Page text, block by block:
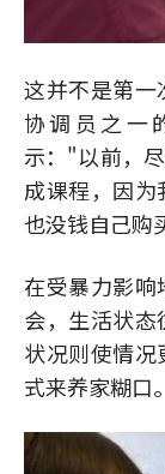
这并不是第一
协调员之一
示："以前，
成课程，因
也没钱自己购
在受暴力影
会，生活状
状况则使情
式来养家糊口。